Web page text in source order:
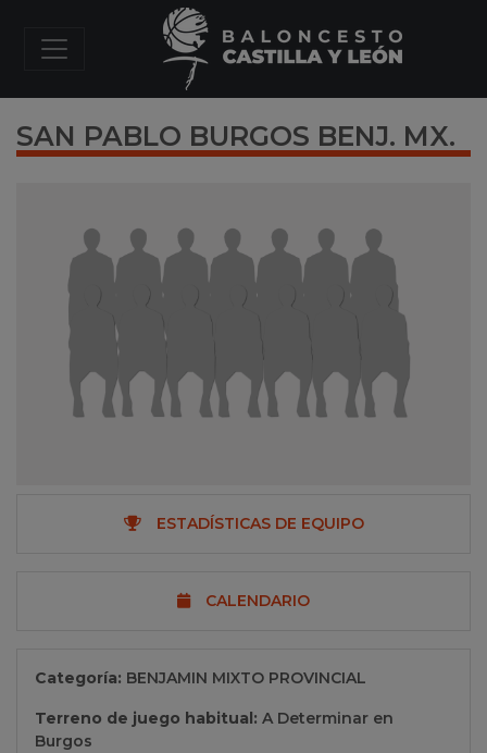
SAN PABLO BURGOS BENJ. MX.
ESTADÍSTICAS DE EQUIPO
CALENDARIO
Categoría: BENJAMIN MIXTO PROVINCIAL
Terreno de juego habitual: A Determinar en
Burgos